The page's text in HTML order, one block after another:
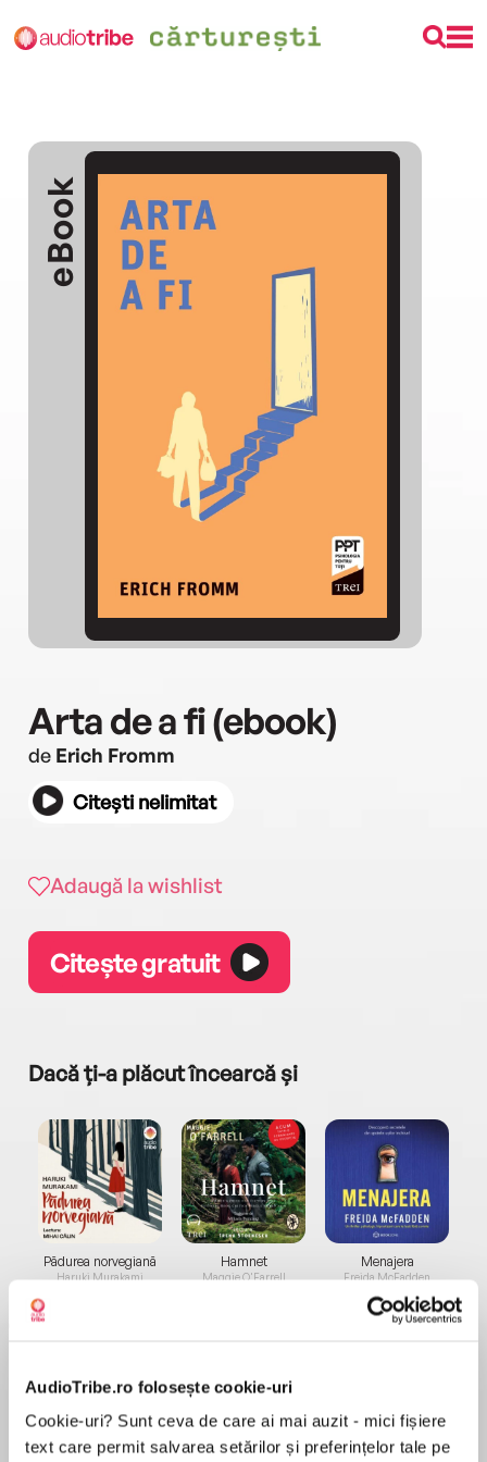
AudioTribe.ro folosește cookie-uri
Cookie-uri? Sunt ceva de care ai mai auzit - mici fișiere
text care permit salvarea setărilor și preferințelor tale pe
eBook
Arta de a fi (ebook)
de Erich Fromm
Citești nelimitat
Adaugă la wishlist
Citește gratuit
Dacă ți-a plăcut încearcă și
Pădurea norvegiană
Haruki Murakami
Hamnet
Maggie O'Farrell
Menajera
Freida McFadden